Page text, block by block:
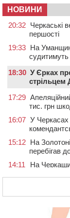
НОВИНИ
20:32 Черкаські
першості
19:33 На
18:30 У Єрках
17:29
тис. грн
16:07 У Черкасах
15:12 На
перебігав
14:11
На
У Смілі
загинула
У